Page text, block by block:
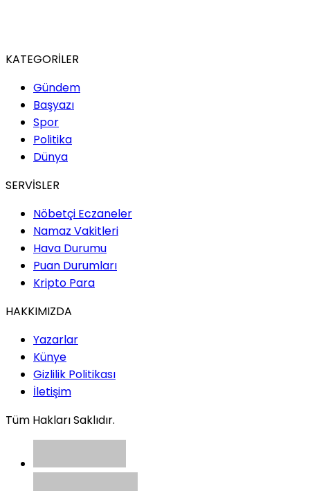
KATEGORİLER
Gündem
Başyazı
Spor
Politika
Dünya
SERVİSLER
Nöbetçi Eczaneler
Namaz Vakitleri
Hava Durumu
Puan Durumları
Kripto Para
HAKKIMIZDA
Yazarlar
Künye
Gizlilik Politikası
İletişim
Tüm Hakları Saklıdır.